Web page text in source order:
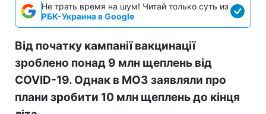
Не трать время на шум! Читай только суть из
РБК-Украина в Google
Від початку кампанії вакцинації
зроблено понад 9 млн щеплень від
COVID-19. Однак в МОЗ заявляли про
плани зробити 10 млн щеплень до кінця